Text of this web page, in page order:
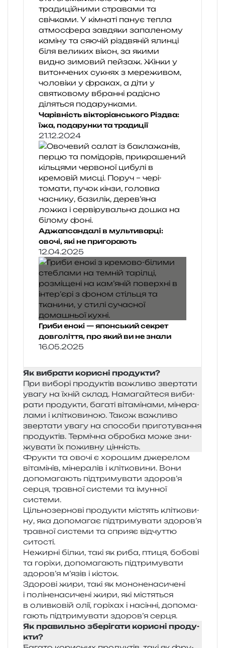
Чарівність вікторіанського Різдва:
їжа, подарунки та традиції
21.12.2024
Аджапсандалі в мультиварці:
овочі, які не пригорають
12.04.2025
Гриби енокі — японський секрет
довголіття, про який ви не знали
16.05.2025
Як вибра­ти кори­сні про­ду­кти?
При вибо­рі про­ду­ктів важли­во звер­та­ти
увагу на їхній склад. Намагайтеся виби­
ра­ти про­ду­кти, бага­ті віта­мі­на­ми, міне­ра­
ла­ми і клі­тко­ви­ною. Також важли­во
звер­та­ти увагу на спосо­би при­го­ту­ва­н­ня
про­ду­ктів. Термічна оброб­ка може зни­
жу­ва­ти їх пожив­ну цінність.
Фрукти та овочі є хоро­шим дже­ре­лом
віта­мі­нів, міне­ра­лів і клі­тко­ви­ни. Вони
допо­ма­га­ють під­три­му­ва­ти здо­ро­в’я
серця, трав­ної систе­ми та імун­ної
системи.
Цільнозернові про­ду­кти містять клі­тко­ви­
ну, яка допо­ма­гає під­три­му­ва­ти здо­ро­в’я
трав­ної систе­ми та спри­яє від­чу­т­тю
ситості.
Нежирні білки, такі як риба, птиця, бобо­ві
та горі­хи, допо­ма­га­ють під­три­му­ва­ти
здо­ро­в’я м’я­зів і кісток.
Здорові жири, такі як моно­не­на­си­че­ні
і полі­не­на­си­че­ні жири, які містя­ться
в олив­ко­вій олії, горі­хах і насін­ні, допо­ма­
га­ють під­три­му­ва­ти здо­ро­в’я серця.
Як пра­виль­но збе­рі­га­ти кори­сні про­ду­
кти?